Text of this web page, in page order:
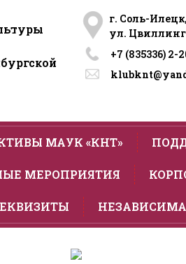
г. Соль-Илецк,
ул.
+7 (835336) 2-
МАУК «КНТ»
МЕРОПРИЯТИЯ